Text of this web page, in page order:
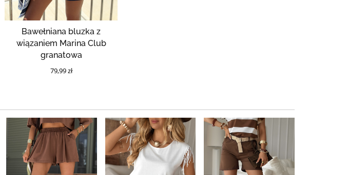
Bawełniana bluzka z
wiązaniem Marina Club
granatowa
79,99 zł